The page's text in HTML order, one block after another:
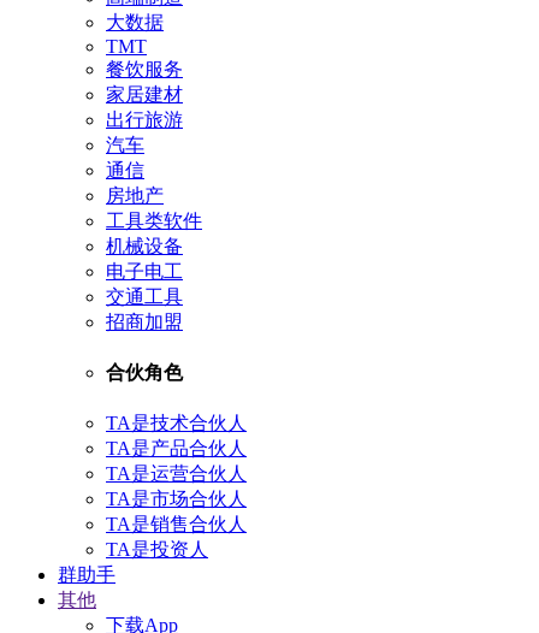
大数据
TMT
餐饮服务
家居建材
出行旅游
汽车
通信
房地产
工具类软件
机械设备
电子电工
交通工具
招商加盟
合伙角色
TA是技术合伙人
TA是产品合伙人
TA是运营合伙人
TA是市场合伙人
TA是销售合伙人
TA是投资人
群助手
其他
下载App